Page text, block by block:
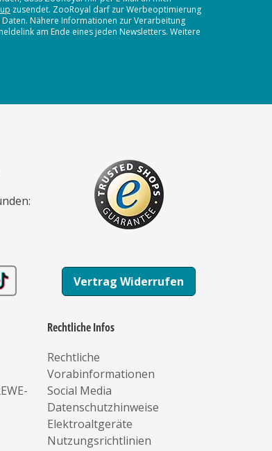
zusendet. ZooRoyal darf zur Werbeoptimierung
Nähere Informationen zur Verarbeitung
am Ende eines jeden Newsletters. Weitere
Vertrag Widerrufen
Rechtliche Infos
Rechtliche
Vorabinformationen
Social Media
Datenschutzhinweise
Elektroaltgeräte
Nutzungsrichtlinien